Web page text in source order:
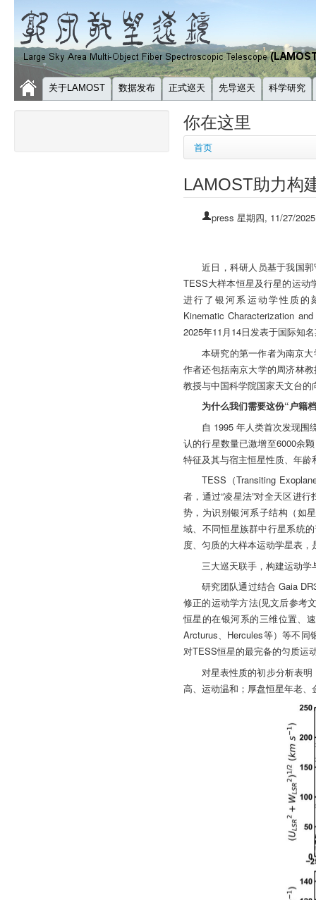
关于LAMOST 数据发布 正式巡天 先导巡天 科学研究
你在这里
首页
LAMOST助力构
press 星期四, 11/27/
近日，科研人员基于我国
TESS大样本恒星及行星的运动
进行了银河系运动学性质的
Kinematic Characterization
2025年11月14日发表于国际知
本研究的第一作者为南京
作者还包括南京大学的周济林
教授与中国科学院国家天文台
为什么我们需要这份“户籍
自 1995 年人类首次发现围
认的行星数量已激增至6000余
特征及其与宿主恒星性质、年
TESS（Transiting
者，通过“凌星法”对全天区进
势，为识别银河系子结构（如
域、不同恒星族群中行星系统
度、匀质的大样本运动学星表
三大巡天联手，构建运动学
研究团队通过结合 Gaia
修正的运动学方法(见文后参考
恒星的在银河系的三维位置、
Arcturus、Hercules等）等不
对TESS恒星的最完备的匀质运
对星表性质的初步分析表
高、运动温和；厚盘恒星年老